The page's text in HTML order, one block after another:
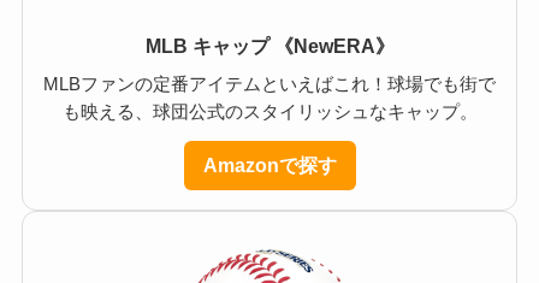
MLB キャップ 《NewERA》
MLBファンの定番アイテムといえばこれ！球場でも街で
も映える、球団公式のスタイリッシュなキャップ。
Amazonで探す